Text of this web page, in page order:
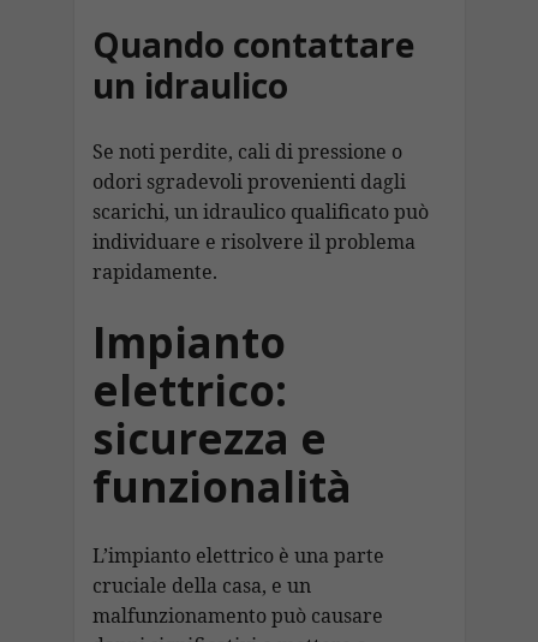
Quando contattare
un idraulico
Se noti perdite, cali di pressione o
odori sgradevoli provenienti dagli
scarichi, un idraulico qualificato può
individuare e risolvere il problema
rapidamente.
Impianto
elettrico:
sicurezza e
funzionalità
L’impianto elettrico è una parte
cruciale della casa, e un
malfunzionamento può causare